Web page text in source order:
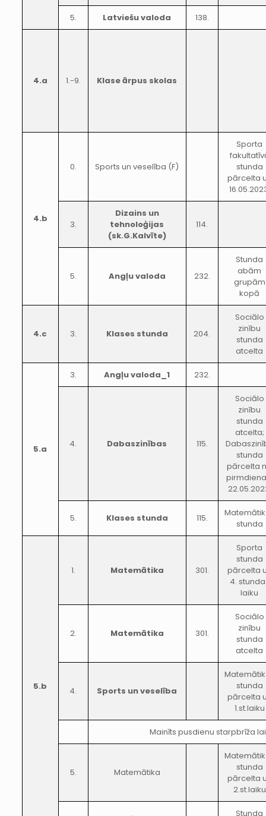
5. Latviešu valoda 138.
4.a 1.-9. Klase ārpus skolas
4.b
0. Sports un veselība (F)
Sporta
stunda
pārcelta
3.
Dizains un
tehnoloģijas
(sk.G.Kalvīte)
114.
5. Angļu valoda 232.
Stunda
abām
grupām
kopā
4.c 3. Klases stunda 204.
Sociālo
zinību
stunda
atcelta
5.a
3. Angļu valoda_1 232.
4. Dabaszinības 115.
Sociālo
zinību
stunda
atcelta;
stunda
pārcelta
5. Klases stunda 115.
stunda
5.b
1. Matemātika 301.
Sporta
stunda
pārcelta
4.
laiku
2. Matemātika 301.
Sociālo
zinību
stunda
atcelta
4. Sports un veselība
stunda
pārcelta
1.st.laiku
Mainīts pusdienu starpbrīža
5. Matemātika
stunda
pārcelta
2.st.laiku
Stunda